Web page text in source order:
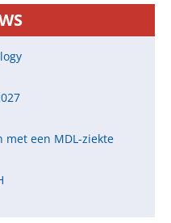
met een MDL-ziekte